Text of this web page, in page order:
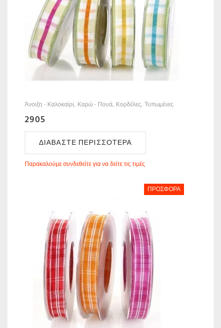
Άνοιξη - Καλοκαίρι Καρώ - Πουά Κορδέλες Τυπωμένες
2905
ΔΙΑΒΆΣΤΕ ΠΕΡΙΣΣΌΤΕΡΑ
Παρακαλούμε συνδεθείτε για να δείτε τις τιμές
ΠΡΟΣΦΟΡΆ